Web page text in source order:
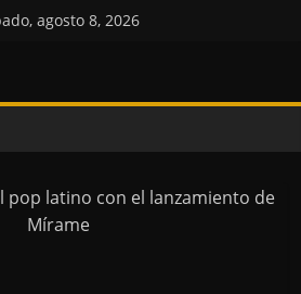
agosto 8, 2026